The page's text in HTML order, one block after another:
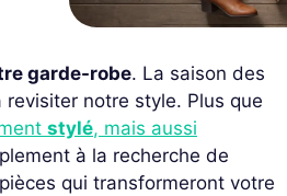
garde-robe. La saison des
notre style. Plus que
stylé, mais aussi
à la recherche de
qui transformeront votre